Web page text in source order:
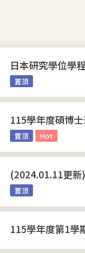
日本研究學位學
置頂
115學年度碩博
置頂 Hot
(2024.01.11更新
置頂
115學年度第1學